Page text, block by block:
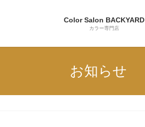
Color Salon BACKYARD
カラー専門店
お知らせ